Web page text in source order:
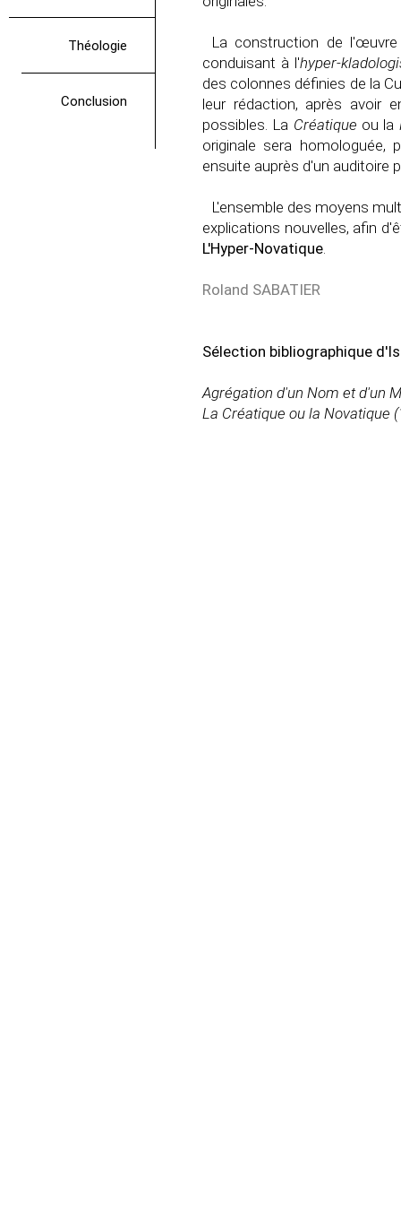
Théologie
Conclusion
La construction de
conduisant à l'hyper-
des colonnes définies de la
leur rédaction, après avoir
possibles. La Créatique ou la
originale sera homologuée,
ensuite auprès d'un auditoire
L'ensemble des moyens
explications nouvelles, afin
L'Hyper-Novatique.
Roland SABATIER
Sélection bibliographique
Agrégation d'un Nom et d'un
La Créatique ou la Novatique